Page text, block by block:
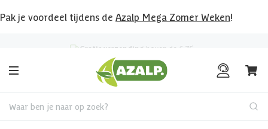
Pak je voordeel tijdens de Azalp Mega Zomer Weken!
Waar ben je naar op zoek?